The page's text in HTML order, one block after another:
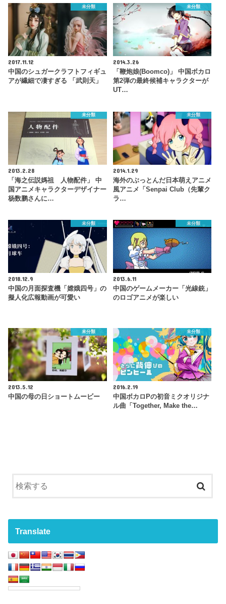
未分類
2017.11.12
中国のシュガークラフトフィギュ
アが繊細で凄すぎる 「武則天」
未分類
2014.3.26
「鞭炮娘(Boomco)」 中国ボカロ
第2弾の最終候補キャラクターが
UT…
未分類
2013.2.28
「海之伝説媽祖 人物配件」 中
国アニメキャラクターデザイナー
杨数鹏さんに…
未分類
2014.1.29
海外のぶっとんだ日本萌えアニメ
風アニメ「Senpai Club（先輩ク
ラ…
未分類
2018.12.9
中国の月面探査機「嫦娥四号」の
擬人化広報動画が可愛い
未分類
2013.6.11
中国のゲームメーカー「光線銃」
のロゴアニメが楽しい
未分類
2013.5.12
中国の母の日ショートムービー
未分類
2016.2.19
中国ボカロPの初音ミクオリジナ
ル曲「Together, Make the…
Translate